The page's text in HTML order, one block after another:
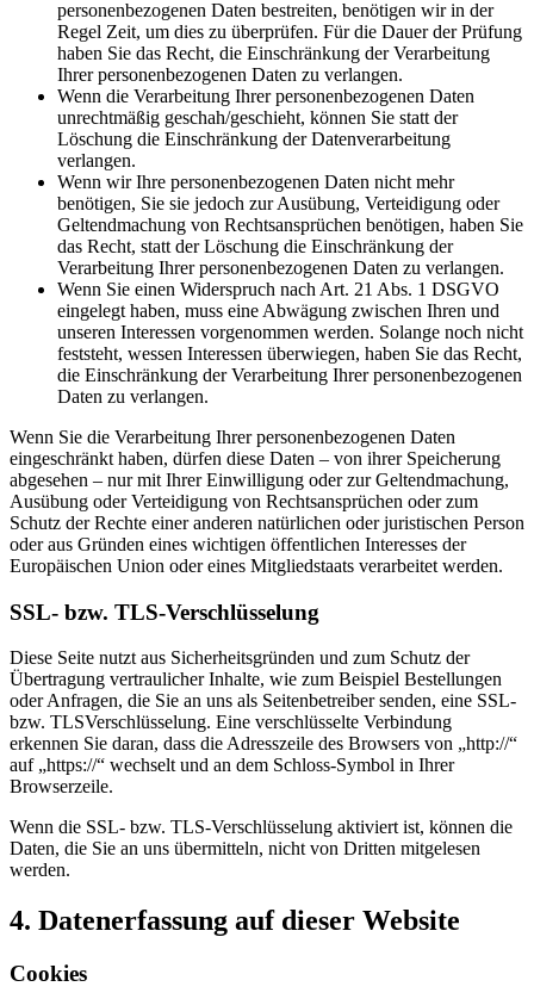
personenbezogenen Daten bestreiten, benötigen wir in der
Regel Zeit, um dies zu überprüfen. Für die Dauer der Prüfung
haben Sie das Recht, die Einschränkung der Verarbeitung
Ihrer personenbezogenen Daten zu verlangen.
Wenn die Verarbeitung Ihrer personenbezogenen Daten
unrechtmäßig geschah/geschieht, können Sie statt der
Löschung die Einschränkung der Datenverarbeitung
verlangen.
Wenn wir Ihre personenbezogenen Daten nicht mehr
benötigen, Sie sie jedoch zur Ausübung, Verteidigung oder
Geltendmachung von Rechtsansprüchen benötigen, haben Sie
das Recht, statt der Löschung die Einschränkung der
Verarbeitung Ihrer personenbezogenen Daten zu verlangen.
Wenn Sie einen Widerspruch nach Art. 21 Abs. 1 DSGVO
eingelegt haben, muss eine Abwägung zwischen Ihren und
unseren Interessen vorgenommen werden. Solange noch nicht
feststeht, wessen Interessen überwiegen, haben Sie das Recht,
die Einschränkung der Verarbeitung Ihrer personenbezogenen
Daten zu verlangen.
Wenn Sie die Verarbeitung Ihrer personenbezogenen Daten
eingeschränkt haben, dürfen diese Daten – von ihrer Speicherung
abgesehen – nur mit Ihrer Einwilligung oder zur Geltendmachung,
Ausübung oder Verteidigung von Rechtsansprüchen oder zum
Schutz der Rechte einer anderen natürlichen oder juristischen Person
oder aus Gründen eines wichtigen öffentlichen Interesses der
Europäischen Union oder eines Mitgliedstaats verarbeitet werden.
SSL- bzw. TLS-Verschlüsselung
Diese Seite nutzt aus Sicherheitsgründen und zum Schutz der
Übertragung vertraulicher Inhalte, wie zum Beispiel Bestellungen
oder Anfragen, die Sie an uns als Seitenbetreiber senden, eine SSL-
bzw. TLSVerschlüsselung. Eine verschlüsselte Verbindung
erkennen Sie daran, dass die Adresszeile des Browsers von „http://“
auf „https://“ wechselt und an dem Schloss-Symbol in Ihrer
Browserzeile.
Wenn die SSL- bzw. TLS-Verschlüsselung aktiviert ist, können die
Daten, die Sie an uns übermitteln, nicht von Dritten mitgelesen
werden.
4. Datenerfassung auf dieser Website
Cookies